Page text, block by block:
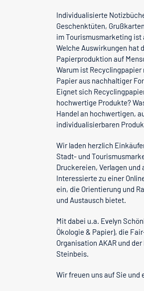
Individualisierte
Geschenktüten,
im Tourismusmarketing ist
Welche Auswirkungen hat
Papierproduktion auf
Warum ist
Papier aus nachhaltiger
Eignet sich
hochwertige Produkte?
Handel an hochwertigen,
individualisierbaren
Wir laden herzlich
Stadt- und
Druckereien, Verlagen und
Interessierte zu einer
ein, die Orientierung und
und Austausch bietet.
Mit dabei u.a. Evelyn
Ökologie & Papier), die
Organisation AKAR und
Steinbeis.
Wir freuen uns auf Sie und